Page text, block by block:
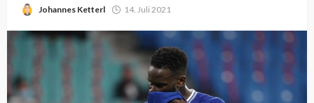
Johannes Ketterl 14. Juli 2021